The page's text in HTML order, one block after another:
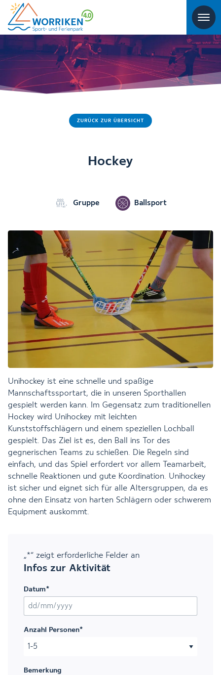
ZURÜCK ZUR ÜBERSICHT
Hockey
Gruppe Ballsport
Unihockey ist eine schnelle und spaßige
Mannschaftssportart, die in unseren Sporthallen
gespielt werden kann. Im Gegensatz zum traditionellen
Hockey wird Unihockey mit leichten
Kunststoffschlägern und einem speziellen Lochball
gespielt. Das Ziel ist es, den Ball ins Tor des
gegnerischen Teams zu schießen. Die Regeln sind
einfach, und das Spiel erfordert vor allem Teamarbeit,
schnelle Reaktionen und gute Koordination. Unihockey
ist sicher und eignet sich für alle Altersgruppen, da es
ohne den Einsatz von harten Schlägern oder schwerem
Equipment auskommt.
„*“ zeigt erforderliche Felder an
Infos zur Aktivität
Datum*
TT Schrägstrich MM Schrägstrich JJJJ
Anzahl Personen*
Bemerkung